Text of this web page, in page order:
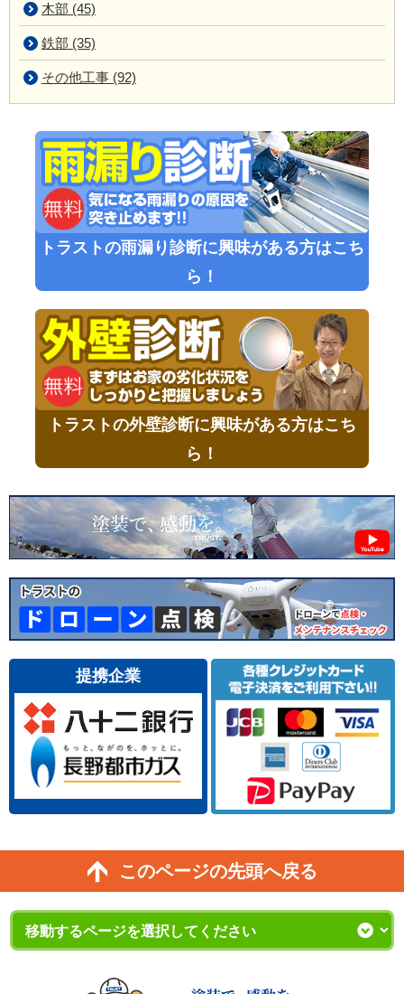
木部 (45)
鉄部 (35)
その他工事 (92)
トラストの雨漏り診断に興味がある方はこち
ら！
トラストの外壁診断に興味がある方はこち
ら！
提携企業
このページの先頭へ戻る